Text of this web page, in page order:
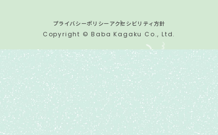
プライバシーポリシーアクセシビリティ方針
Copyright © Baba Kagaku Co., Ltd.